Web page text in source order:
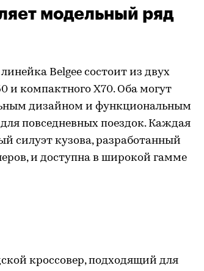
модельный ряд
Belgee состоит из двух
и компактного X70. Оба могут
дизайном и функциональным
повседневных поездок. Каждая
силуэт кузова, разработанный
и доступна в широкой гамме
кроссовер, подходящий для